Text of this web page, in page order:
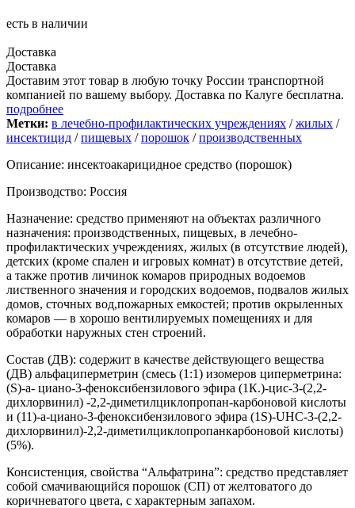
есть в наличии
Доставка
Доставка
Доставим этот товар в любую точку России транспортной
компанией по вашему выбору. Доставка по Калуге бесплатна.
подробнее
Метки: в лечебно-профилактических учреждениях /жилых /
инсектицид /пищевых /порошок /производственных
Описание: инсектоакарицидное средство (порошок)
Производство: Россия
Назначение: средство применяют на объектах различного
назначения: производственных, пищевых, в лечебно-
профилактических учреждениях, жилых (в отсутствие людей),
детских (кроме спален и игровых комнат) в отсутствие детей,
а также против личинок комаров природных водоемов
лиственного значения и городских водоемов, подвалов жилых
домов, сточных вод,пожарных емкостей; против окрыленных
комаров — в хорошо вентилируемых помещениях и для
обработки наружных стен строений.
Состав (ДВ): содержит в качестве действующего вещества
(ДВ) альфациперметрин (смесь (1:1) изомеров циперметрина:
(S)-a- циано-3-феноксибензилового эфира (1К.)-цис-3-(2,2-
дихлорвинил) -2,2-диметилциклопропан-карбоновой кислоты
и (11)-а-циано-3-феноксибензилового эфира (1S)-UHC-3-(2,2-
дихлорвинил)-2,2-диметилциклопропанкарбоновой кислоты)
(5%).
Консистенция, свойства “Альфатрина”: средство представляет
собой смачивающийся порошок (СП) от желтоватого до
коричневатого цвета, с характерным запахом.